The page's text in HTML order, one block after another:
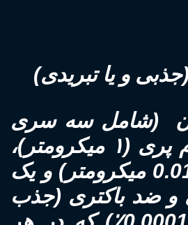
و یا تبریدی)
(شامل سه سری
فیلتر به نام پری (۱ میکرومتر)،
میکرو (تا 0.01 میکرومتر) و یک
و ضد باکتری (جذب